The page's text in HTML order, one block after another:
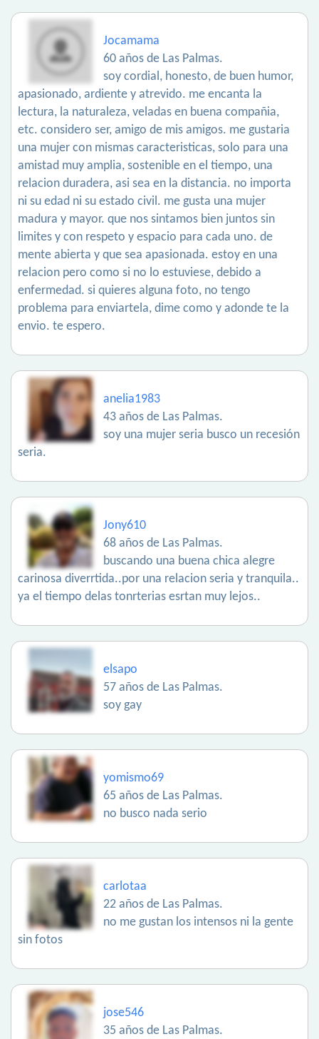
Jocamama
60 años de Las Palmas.
soy cordial, honesto, de buen humor,
apasionado, ardiente y atrevido. me encanta la
lectura, la naturaleza, veladas en buena compañia,
etc. considero ser, amigo de mis amigos. me gustaria
una mujer con mismas caracteristicas, solo para una
amistad muy amplia, sostenible en el tiempo, una
relacion duradera, asi sea en la distancia. no importa
ni su edad ni su estado civil. me gusta una mujer
madura y mayor. que nos sintamos bien juntos sin
limites y con respeto y espacio para cada uno. de
mente abierta y que sea apasionada. estoy en una
relacion pero como si no lo estuviese, debido a
enfermedad. si quieres alguna foto, no tengo
problema para enviartela, dime como y adonde te la
envio. te espero.
anelia1983
43 años de Las Palmas.
soy una mujer seria busco un recesión
seria.
Jony610
68 años de Las Palmas.
buscando una buena chica alegre
carinosa diverrtida..por una relacion seria y tranquila..
ya el tiempo delas tonrterias esrtan muy lejos..
elsapo
57 años de Las Palmas.
soy gay
yomismo69
65 años de Las Palmas.
no busco nada serio
carlotaa
22 años de Las Palmas.
no me gustan los intensos ni la gente
sin fotos
jose546
35 años de Las Palmas.